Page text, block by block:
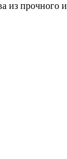
из прочного